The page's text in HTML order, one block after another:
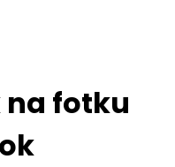
na fotku